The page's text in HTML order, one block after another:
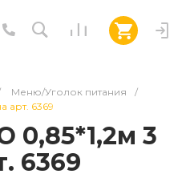
Меню/Уголок питания
/
арт. 6369
3
6369